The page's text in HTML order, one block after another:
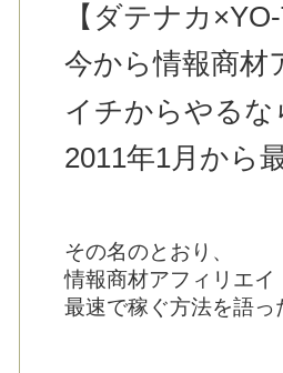
【ダテナカ
今から情報商材
イチからやる
2011年1月から
その名のとおり、
情報商材アフィリエ
最速で稼ぐ方法を語